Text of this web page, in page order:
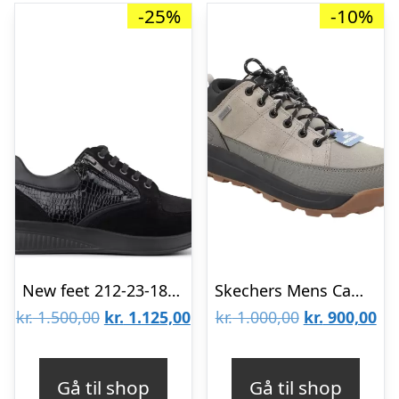
-25%
New feet 212-23-1810
kr.1.500,00 Den
kr. 1.125,00Den
Gå til shop
-10%
Skechers Mens Cambert 210900 CMNT
kr.1.000,00 Den
kr. 900,00
Gå til shop